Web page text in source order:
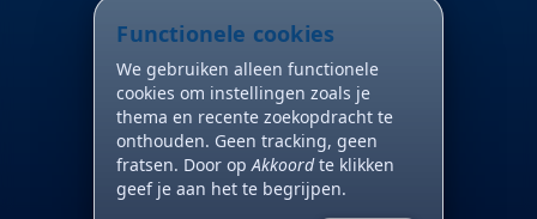
Functionele cookies
We gebruiken alleen functionele
cookies om instellingen zoals je
thema en recente zoekopdracht te
onthouden. Geen tracking, geen
fratsen. Door opAkkoordte klikken
geef je aan het te begrijpen.